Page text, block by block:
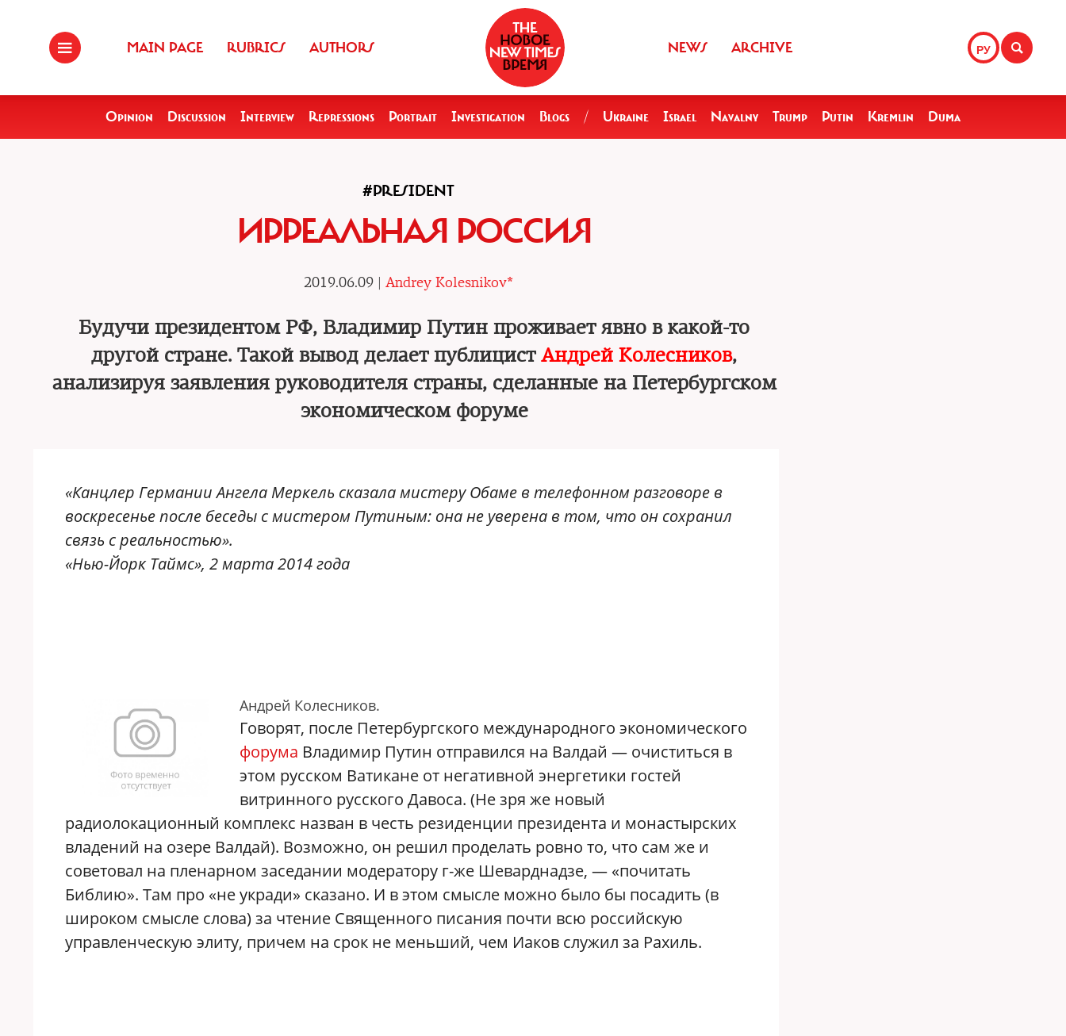
MAIN PAGE RUBRICS AUTHORS РУ
NEWS ARCHIVE
Opinion Discussion Interview Repressions Portrait Investigation Blogs / Ukraine Israel Navalny Trump Putin Kremlin Duma
#PRESIDENT
ИРРЕАЛЬНАЯ РОССИЯ
2019.06.09 | Andrey Kolesnikov*
Будучи президентом РФ, Владимир Путин проживает явно в какой-то
другой стране. Такой вывод делает публицист Андрей Колесников,
анализируя заявления руководителя страны, сделанные на Петербургском
экономическом форуме
«Канцлер Германии Ангела Меркель сказала мистеру Обаме в телефонном разговоре в
воскресенье после беседы с мистером Путиным: она не уверена в том, что он сохранил
связь с реальностью».
«Нью-Йорк Tаймс», 2 марта 2014 года
Андрей Колесников.
Говорят, после Петербургского международного экономического
форума Владимир Путин отправился на Валдай — очиститься в
этом русском Ватикане от негативной энергетики гостей
витринного русского Давоса. (Не зря же новый
радиолокационный комплекс назван в честь резиденции президента и монастырских
владений на озере Валдай). Возможно, он решил проделать ровно то, что сам же и
советовал на пленарном заседании модератору г-же Шеварднадзе, — «почитать
Библию». Там про «не укради» сказано. И в этом смысле можно было бы посадить (в
широком смысле слова) за чтение Священного писания почти всю российскую
управленческую элиту, причем на срок не меньший, чем Иаков служил за Рахиль.